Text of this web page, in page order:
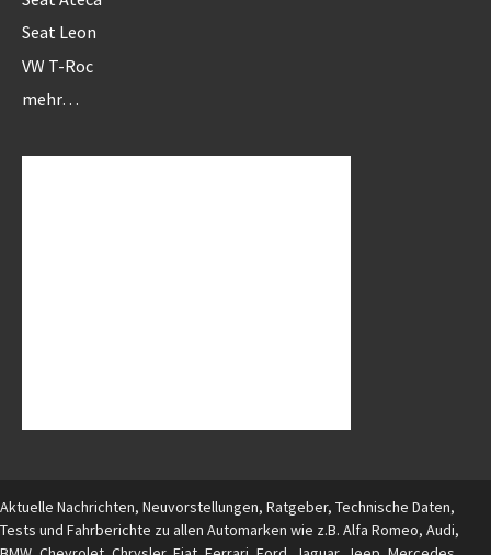
Seat Leon
VW T-Roc
mehr…
Aktuelle Nachrichten, Neuvorstellungen, Ratgeber, Technische Daten,
Tests und Fahrberichte zu allen Automarken wie z.B. Alfa Romeo, Audi,